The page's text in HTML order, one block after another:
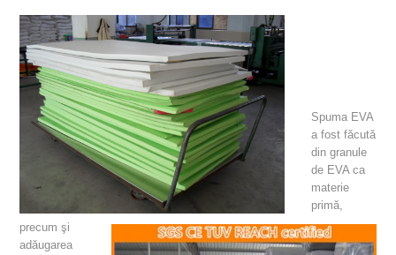
Spuma EVA
a fost făcută
din granule
de EVA ca
materie
primă,
precum şi
adăugarea